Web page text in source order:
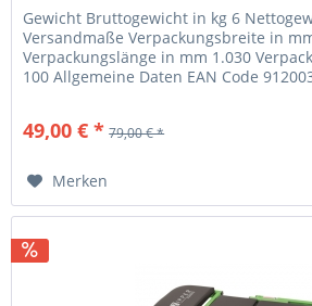
Gewicht Bruttogewicht in kg 6
Versandmaße Verpackungsbreite in
Verpackungslänge in mm 1.030
100 Allgemeine Daten EAN Code
49,00 € * 79,00 € *
Merken